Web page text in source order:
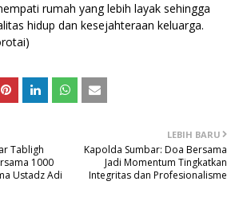
rumah yang lebih layak sehingga
hidup dan kesejahteraan keluarga.
LEBIH BARU
Kapolda Sumbar: Doa Bersama
Jadi Momentum Tingkatkan
Integritas dan Profesionalisme
Tabligh
1000
Ustadz Adi